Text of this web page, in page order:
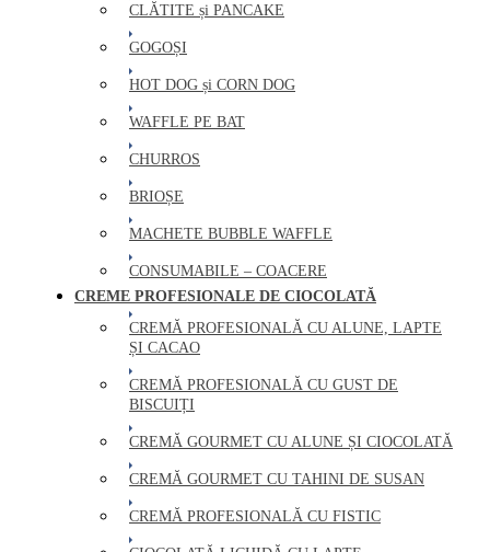
CLĂTITE și PANCAKE
GOGOȘI
HOT DOG și CORN DOG
WAFFLE PE BAT
CHURROS
BRIOȘE
MACHETE BUBBLE WAFFLE
CONSUMABILE – COACERE
CREME PROFESIONALE DE CIOCOLATĂ
CREMĂ PROFESIONALĂ CU ALUNE, LAPTE
ȘI CACAO
CREMĂ PROFESIONALĂ CU GUST DE
BISCUIȚI
CREMĂ GOURMET CU ALUNE ȘI CIOCOLATĂ
CREMĂ GOURMET CU TAHINI DE SUSAN
CREMĂ PROFESIONALĂ CU FISTIC